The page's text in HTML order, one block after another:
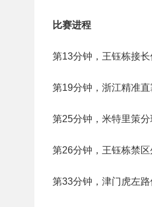
比赛进程
第13分钟，王钰栋接长
第19分钟，浙江精准直
第25分钟，米特里策分
第26分钟，王钰栋禁区
第33分钟，津门虎左路